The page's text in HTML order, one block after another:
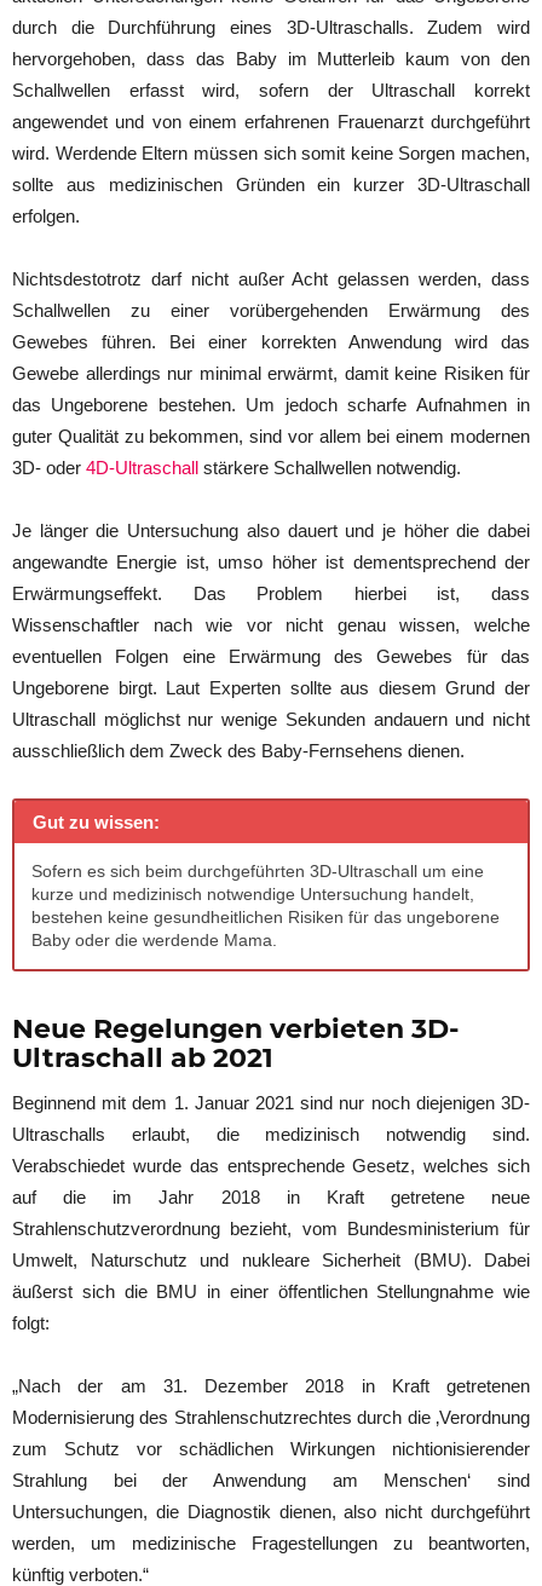
durch die Durchführung eines 3D-Ultraschalls. Zudem wird
hervorgehoben, dass das Baby im Mutterleib kaum von den
Schallwellen erfasst wird, sofern der Ultraschall korrekt
angewendet und von einem erfahrenen Frauenarzt durchgeführt
wird. Werdende Eltern müssen sich somit keine Sorgen machen,
sollte aus medizinischen Gründen ein kurzer 3D-Ultraschall
erfolgen.
Nichtsdestotrotz darf nicht außer Acht gelassen werden, dass
Schallwellen zu einer vorübergehenden Erwärmung des
Gewebes führen. Bei einer korrekten Anwendung wird das
Gewebe allerdings nur minimal erwärmt, damit keine Risiken für
das Ungeborene bestehen. Um jedoch scharfe Aufnahmen in
guter Qualität zu bekommen, sind vor allem bei einem modernen
3D- oder 4D-Ultraschall stärkere Schallwellen notwendig.
Je länger die Untersuchung also dauert und je höher die dabei
angewandte Energie ist, umso höher ist dementsprechend der
Erwärmungseffekt. Das Problem hierbei ist, dass
Wissenschaftler nach wie vor nicht genau wissen, welche
eventuellen Folgen eine Erwärmung des Gewebes für das
Ungeborene birgt. Laut Experten sollte aus diesem Grund der
Ultraschall möglichst nur wenige Sekunden andauern und nicht
ausschließlich dem Zweck des Baby-Fernsehens dienen.
Gut zu wissen:
Sofern es sich beim durchgeführten 3D-Ultraschall um eine
kurze und medizinisch notwendige Untersuchung handelt,
bestehen keine gesundheitlichen Risiken für das ungeborene
Baby oder die werdende Mama.
Neue Regelungen verbieten 3D-
Ultraschall ab 2021
Beginnend mit dem 1. Januar 2021 sind nur noch diejenigen 3D-
Ultraschalls erlaubt, die medizinisch notwendig sind.
Verabschiedet wurde das entsprechende Gesetz, welches sich
auf die im Jahr 2018 in Kraft getretene neue
Strahlenschutzverordnung bezieht, vom Bundesministerium für
Umwelt, Naturschutz und nukleare Sicherheit (BMU). Dabei
äußerst sich die BMU in einer öffentlichen Stellungnahme wie
folgt:
„Nach der am 31. Dezember 2018 in Kraft getretenen
Modernisierung des Strahlenschutzrechtes durch die ‚Verordnung
zum Schutz vor schädlichen Wirkungen nichtionisierender
Strahlung bei der Anwendung am Menschen‘ sind
Untersuchungen, die Diagnostik dienen, also nicht durchgeführt
werden, um medizinische Fragestellungen zu beantworten,
künftig verboten.“